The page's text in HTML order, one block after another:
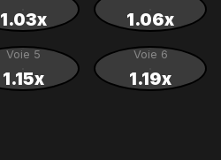
1.03x 1.06x
Voie 5
1.15x
Voie 6
1.19x